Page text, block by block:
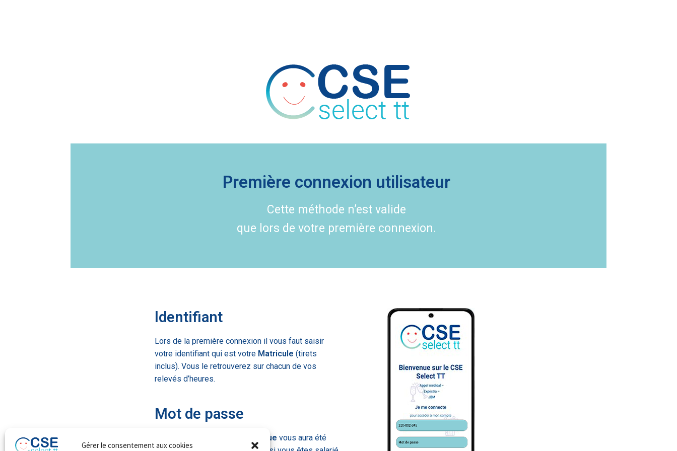
Gérer le consentement aux cookies
Première connexion utilisateur
Cette méthode n’est valide
que lors de votre première connexion.
ldentifiant
Lors de la première connexion il vous faut saisir
votre identifiant qui est votreMatricule (tirets
inclus). Vous le retrouverez sur chacun de vos
relevés d’heures.
Mot de passe
mot de passe à usage unique vous aura été